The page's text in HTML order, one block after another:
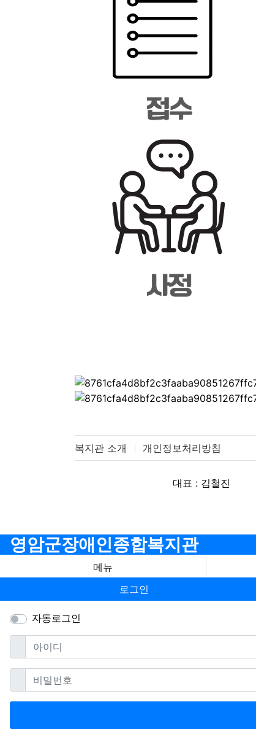
복지관 소개 개인정보처리방침
대표 : 김철진
영암군장애인종합복지관
메뉴
로그인
자동로그인
아이디필수
비밀번호필수